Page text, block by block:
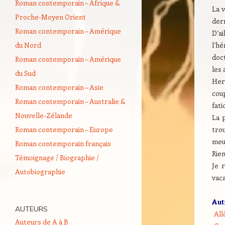
La
les
La
Je
Roman contemporain – Afrique &
Proche-Moyen Orient
Roman contemporain – Amérique
du Nord
Roman contemporain – Amérique
du Sud
Roman contemporain – Asie
Roman contemporain – Australie &
Nouvelle-Zélande
Roman contemporain – Europe
Roman contemporain français
Témoignage / Biographie /
Autobiographie
AUTEURS
Auteurs de A à B